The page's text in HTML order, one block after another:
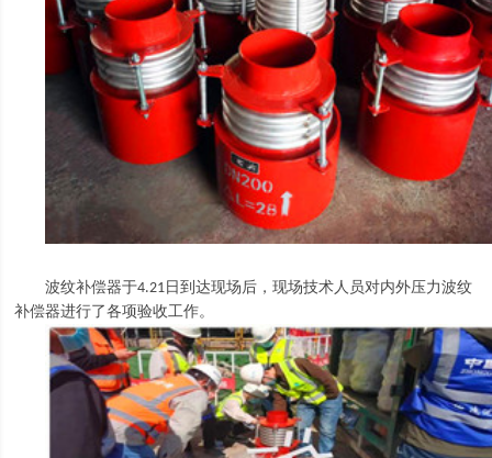
波纹补偿器于4.21 日到达现场后，现场技术人员对内外压力波纹
补偿器进行了各项验收工作。